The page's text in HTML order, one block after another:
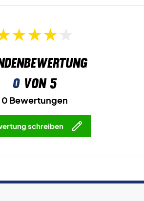
0von 5
0 Bewertungen
schreiben